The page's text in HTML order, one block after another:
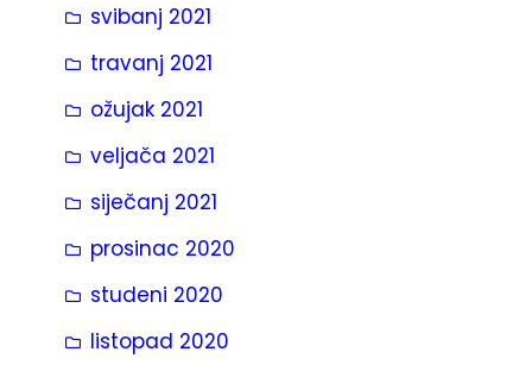
svibanj 2021
travanj 2021
ožujak 2021
veljača 2021
siječanj 2021
prosinac 2020
studeni 2020
listopad 2020